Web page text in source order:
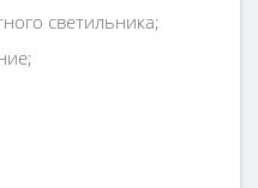
светильника;